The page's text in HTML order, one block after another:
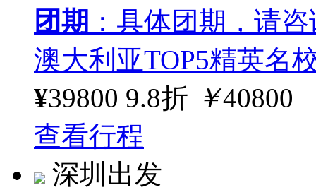
团期 ：具体团期，请
澳大利亚TOP5精英名
¥39800 9.8折 ￥40800
查看行程
深圳出发